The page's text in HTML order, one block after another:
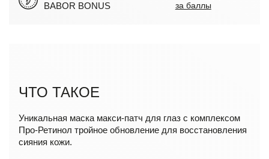
BABOR BONUS
за баллы
ЧТО ТАКОЕ
Уникальная маска макси-патч для глаз с комплексом
Про-Ретинол тройное обновление для восстановления
сияния кожи.